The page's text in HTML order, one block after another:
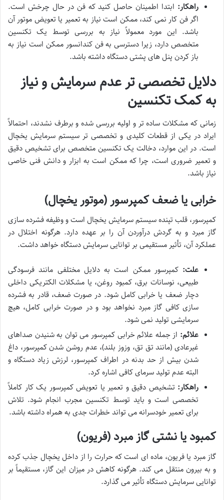
راهکار: ابتدا اطمینان حاصل کنید که فن در حال چرخش است.
اگر فن کار نمی کند، ممکن است نیاز به تعمیر یا تعویض موتور آن
باشد. این مورد معمولاً نیاز به بررسی توسط یک تکنسین
متخصص دارد، زیرا دسترسی به فن کندانسور ممکن است نیاز به
باز کردن پنل های پشتی دستگاه داشته باشد.
دلایل تخصصی تر عدم سرمایش و نیاز
به کمک تکنسین
زمانی که مشکلات ساده تر و اولیه بررسی شده و برطرف نشدند، احتمالاً
ایراد در یکی از قطعات کلیدی و تخصصی تر سیستم سرمایش یخچال
است. در این موارد، دخالت یک تکنسین متخصص برای تشخیص دقیق
و تعمیر ضروری است، چرا که ممکن است به ابزار و دانش فنی خاصی
نیاز باشد.
خرابی یا ضعف کمپرسور (موتور یخچال)
کمپرسور، قلب تپنده سیستم سرمایش یخچال است و وظیفه فشرده سازی
گاز مبرد و به گردش درآوردن آن را بر عهده دارد. هرگونه اختلال در
عملکرد آن، تأثیر مستقیمی بر توانایی سرمایش دستگاه خواهد داشت.
علت: کمپرسور ممکن است به دلایل مختلفی مانند فرسودگی
طبیعی، نوسانات برق، کمبود روغن، یا مشکلات الکتریکی داخلی
دچار ضعف یا خرابی کامل شود. در صورت ضعف، قادر به فشرده
سازی کافی گاز مبرد نخواهد بود و در صورت خرابی کامل، هیچ
سرمایشی تولید نمی شود.
علائم: از جمله علائم خرابی کمپرسور می توان به شنیدن صداهای
غیرعادی (مانند تق تق، وزوز بلند)، عدم روشن شدن کمپرسور، داغ
شدن بیش از حد بدنه در اطراف کمپرسور، لرزش زیاد دستگاه و
البته عدم تولید سرمای کافی اشاره کرد.
راهکار: تشخیص دقیق و تعمیر یا تعویض کمپرسور یک کار کاملاً
تخصصی است و باید توسط تکنسین مجرب انجام شود. تلاش
برای تعمیر خودسرانه می تواند خطرات جدی به همراه داشته باشد.
کمبود یا نشتی گاز مبرد (فریون)
گاز مبرد یا فریون، ماده ای است که حرارت را از داخل یخچال جذب کرده
و به بیرون منتقل می کند. هرگونه کاهش در میزان این گاز، مستقیماً بر
توانایی سرمایش دستگاه تأثیر می گذارد.